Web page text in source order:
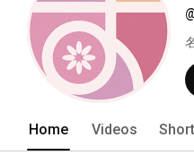
Home Videos